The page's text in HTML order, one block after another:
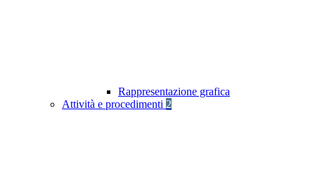
Rappresentazione grafica
Attività e procedimenti 2